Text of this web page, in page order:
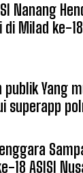
Nanang
Milad ke-18
publik Yang
superapp
18 ASISI